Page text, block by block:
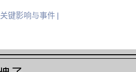
键影响与事件 |